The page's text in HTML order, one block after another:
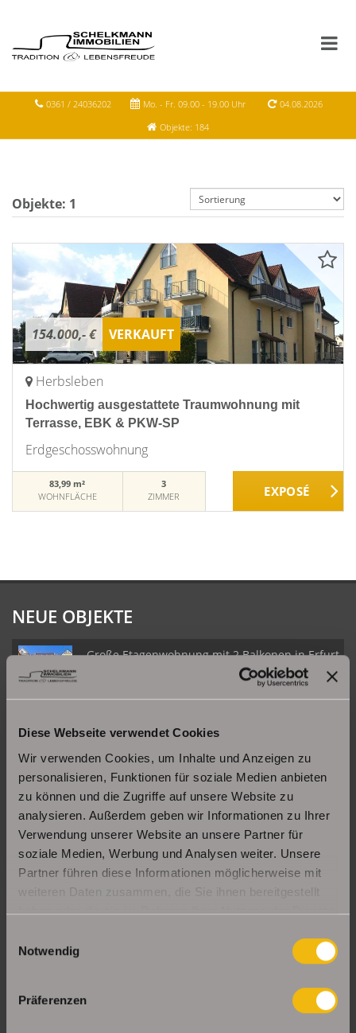
Diese Webseite verwendet Cookies
Wir verwenden Cookies, um Inhalte und Anzeigen zu
personalisieren, Funktionen für soziale Medien anbieten
zu können und die Zugriffe auf unsere Website zu
analysieren. Außerdem geben wir Informationen zu Ihrer
Verwendung unserer Website an unsere Partner für
soziale Medien, Werbung und Analysen weiter. Unsere
Partner führen diese Informationen möglicherweise mit
weiteren Daten zusammen, die Sie ihnen bereitgestellt
haben oder die sie im Rahmen Ihrer Nutzung der Dienste
Notwendig
Präferenzen
0361 / 24036202 Mo. - Fr. 09.00 - 19.00 Uhr
04.08.2026
Objekte: 184
Objekte: 1
154.000,- € VERKAUFT
Herbsleben
Hochwertig ausgestattete Traumwohnung mit
Terrasse, EBK & PKW-SP
Erdgeschosswohnung
83,99 m²
WOHNFLÄCHE
3
ZIMMER
NEUE OBJEKTE
Große Etagenwohnung mit 2 Balkonen in Erfurt
Schöne Erdgeschosswohnung mit Balkon in
Erfurt Daberstedt
Moderne, bezugsbereite 1Raumwohnung mit
Einbauküche & Stellplatz
UNSERE PARTNER & AUSZEICHNUNGEN